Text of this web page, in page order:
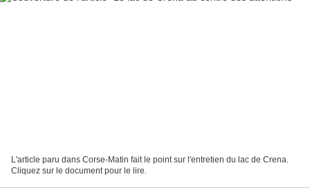
L'article paru dans Corse-Matin fait le point sur l'entretien du lac de Crena.
Cliquez sur le document pour le lire.